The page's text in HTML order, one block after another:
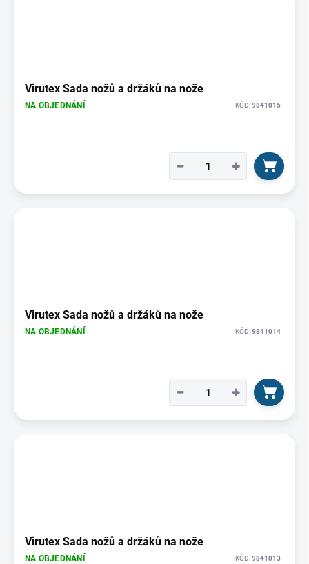
Virutex Sada nožů a držáků na nože
NA OBJEDNÁNÍ KÓD:9841015
+
−
Virutex Sada nožů a držáků na nože
NA OBJEDNÁNÍ KÓD:9841014
+
−
Virutex Sada nožů a držáků na nože
NA OBJEDNÁNÍ KÓD:9841013